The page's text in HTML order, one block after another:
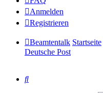
Anmelden
Registrieren
Beamtentalk Startseite
Deutsche Post
Suche